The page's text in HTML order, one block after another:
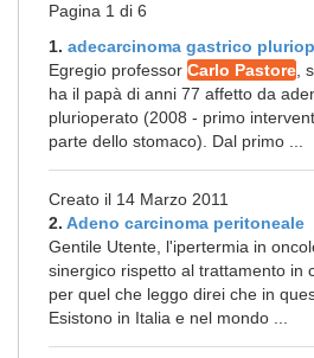
Pagina 1 di 6
1. adecarcinoma gastrico
Egregio professor Carlo Pastore ,
ha il papà di anni 77 affetto da
plurioperato (2008 - primo
parte dello stomaco). Dal primo ...
Creato il 14 Marzo 2011
2. Adeno carcinoma peritoneale
Gentile Utente, l'ipertermia in
sinergico rispetto al trattamento in
per quel che leggo direi che in
Esistono in Italia e nel mondo ...